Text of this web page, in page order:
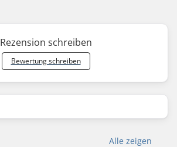
Rezension schreiben
Bewertung schreiben
Alle zeigen